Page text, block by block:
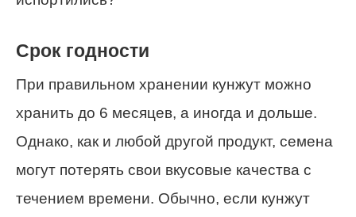
Срок годности
При правильном хранении кунжут можно
хранить до 6 месяцев, а иногда и дольше.
Однако, как и любой другой продукт, семена
могут потерять свои вкусовые качества с
течением времени. Обычно, если кунжут